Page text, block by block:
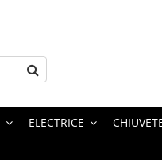
ELECTRICE